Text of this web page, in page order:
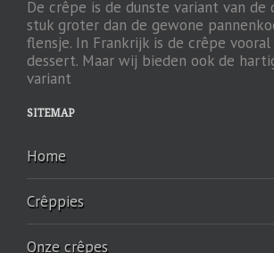
De crêpe is de dunste variant van de
stuk groter dan de gewone
flensje. In Frankrijk is de crêpe
dessert. Maar wij bieden ook de
variant
SITEMAP
Home
Crêppies
Onze crêpes